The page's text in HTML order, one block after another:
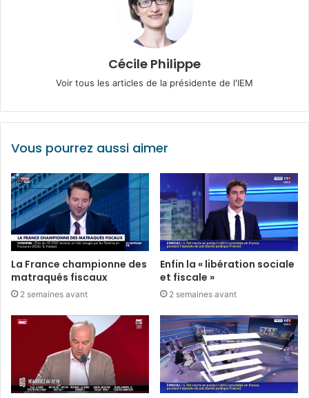
Cécile Philippe
Voir tous les articles de la présidente de l'IEM
Vous pourrez aussi aimer
La France championne des
matraqués fiscaux
2 semaines avant
Enfin la « libération sociale
et fiscale »
2 semaines avant